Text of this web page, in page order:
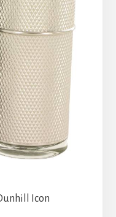
Icon